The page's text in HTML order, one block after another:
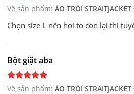
Về sản phẩm: ÁO TRÓI
Chọn size L nên hơi to còn lại thì
Bột giặt aba
Về sản phẩm: ÁO TRÓI